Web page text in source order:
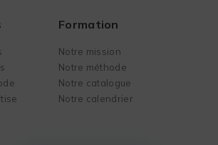
Formation
Notre mission
Notre méthode
Notre catalogue
Notre calendrier